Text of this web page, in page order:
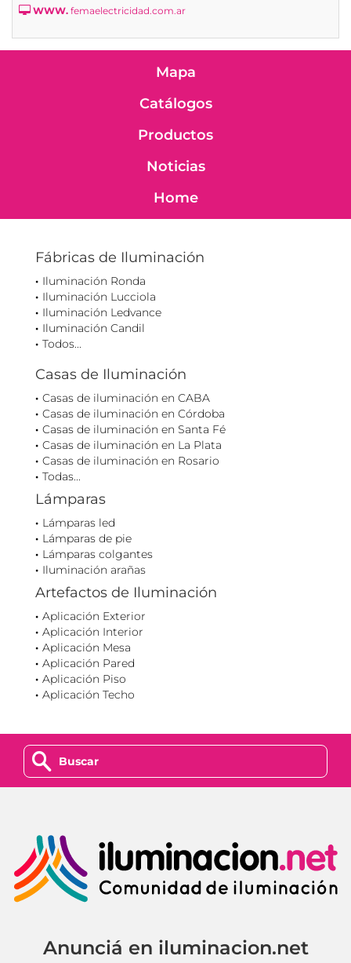
WWW. femaelectricidad.com.ar
Mapa
Catálogos
Productos
Noticias
Home
Fábricas de Iluminación
Iluminación Ronda
Iluminación Lucciola
Iluminación Ledvance
Iluminación Candil
Todos...
Casas de Iluminación
Casas de iluminación en CABA
Casas de iluminación en Córdoba
Casas de iluminación en Santa Fé
Casas de iluminación en La Plata
Casas de iluminación en Rosario
Todas...
Lámparas
Lámparas led
Lámparas de pie
Lámparas colgantes
Iluminación arañas
Artefactos de Iluminación
Aplicación Exterior
Aplicación Interior
Aplicación Mesa
Aplicación Pared
Aplicación Piso
Aplicación Techo
z
Anunciá en iluminacion.net